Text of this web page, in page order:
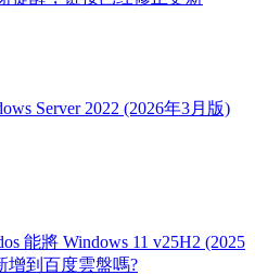
Server 2022 (2026年3月版)
能將 Windows 11 v25H2 (2025
增到百度雲盤嗎?